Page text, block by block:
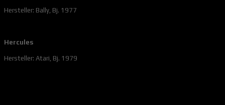
Hersteller: Bally, Bj. 1977
Hercules
Hersteller: Atari, Bj. 1979